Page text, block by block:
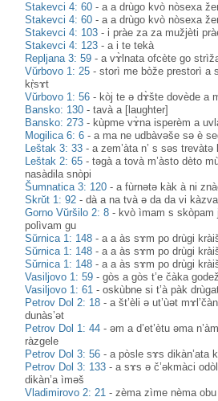
Stakevci 4: 60 -a a drùgo kvò nòsexa
Stakevci 4: 60 -a a drùgo kvò nòsexa
Stakevci 4: 103 - i pràe za za mužjèti
Stakevci 4: 123 -a i te tekà
Repljana 3: 59 -a vɤ̀lnata ofcète go
Vŭrbovo 1: 25 -storì me bòže prestorì a
kṛ̀sɤt
Vŭrbovo 1: 56 - kòj te ə dɤ̀šte dovède a
Bansko: 130 -tavà a [laughter]
Bansko: 273 - kùpme vɤ̀na isperèm a
Mogilica 6: 6 -a ma ne udbàvəše sə è
Leštak 3: 33 -a zem’àta n’ s səs
Leštak 2: 65 -təgà a tovà m’àsto dèto
nasàdila snòpi
Šumnatica 3: 120 -a fùrnətə kàk à ni
Skrŭt 1: 92 -dà a na tvà ə da da vi kàzva
Gorno Vŭršilo 2: 8 - kvò ìmam s skòpam
polìvam gu
Sŭrnica 1: 148 -a a às sɤm po drùgi
Sŭrnica 1: 148 -a a às sɤm po drùgi
Sŭrnica 1: 148 -a a às sɤm po drùgi
Vasiljovo 1: 59 -gòs a gòs t’e čàka
Vasiljovo 1: 61 -oskùbne si t’à pàk
Petrov Dol 2: 18 -a št’èli ə ut’ùət
dunàs’ət
Petrov Dol 1: 44 -əm a d’et’ètu əma
ràzgele
Petrov Dol 3: 56 -a pòsle sɤs dikàn’ata
Petrov Dol 3: 133 -a sɤs ə č’əkmàci
dikàn’a ìməš
Vladimirovo 2: 21 -zèma zìme nèma